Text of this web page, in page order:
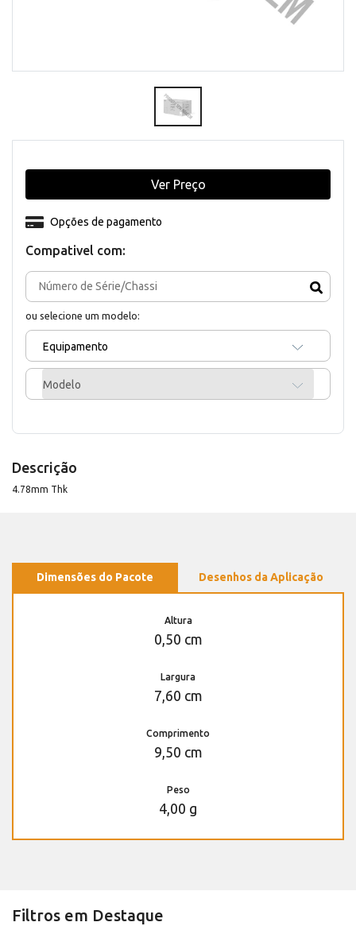
Compativel com:
ou selecione um modelo:
Equipamento
Modelo
Opções de pagamento
Ver Preço
Descrição
4.78mm Thk
Dimensões do Pacote Desenhos da Aplicação
Altura
0,50 cm
Largura
7,60 cm
Comprimento
9,50 cm
Peso
4,00 g
Filtros em Destaque